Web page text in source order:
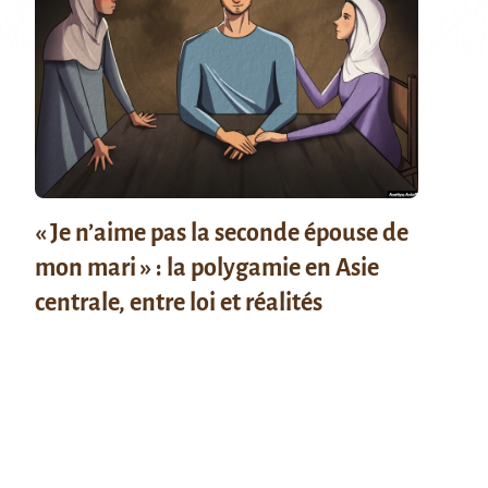
« Je n’aime pas la seconde épouse de
mon mari » : la polygamie en Asie
centrale, entre loi et réalités